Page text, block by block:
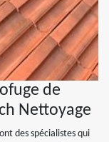
de
Nettoyage
des spécialistes qui